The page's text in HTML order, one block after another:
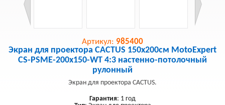
Артикул: 985400
Экран для проектора CACTUS 150x200см MotoExpert
CS-PSME-200x150-WT 4:3 настенно-потолочный
рулонный
Экран для проектора CACTUS.
Гарантия: 1 год